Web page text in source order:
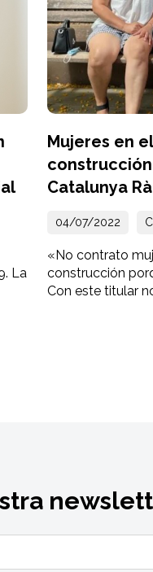
La
Mujeres en
Catalunya
04/07/2022
«No contrato
construcción
Con este titular